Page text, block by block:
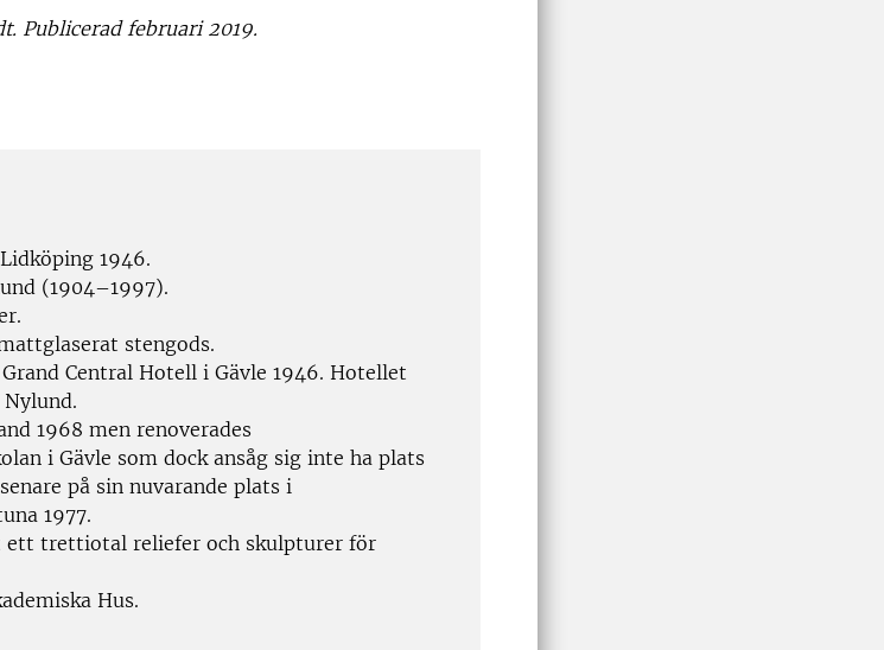
Publicerad februari 2019.
1946.
(1904–1997).
stengods.
Central Hotell i Gävle 1946. Hotellet
1968 men renoverades
i Gävle som dock ansåg sig inte ha plats
på sin nuvarande plats i
1977.
ett trettiotal reliefer och skulpturer för
Hus.